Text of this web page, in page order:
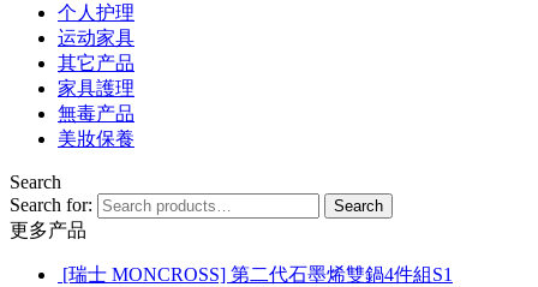
个人护理
运动家具
其它产品
家具護理
無毒产品
美妝保養
Search
Search for:
Search
更多产品
[瑞士 MONCROSS] 第二代石墨烯雙鍋4件組S1